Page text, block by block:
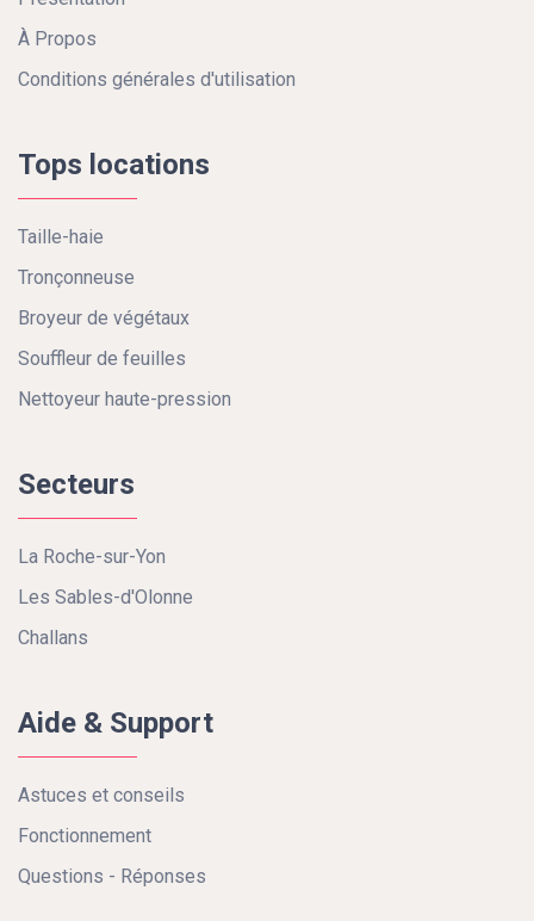
À Propos
Conditions générales d'utilisation
Tops locations
Taille-haie
Tronçonneuse
Broyeur de végétaux
Souffleur de feuilles
Nettoyeur haute-pression
Secteurs
La Roche-sur-Yon
Les Sables-d'Olonne
Challans
Aide & Support
Astuces et conseils
Fonctionnement
Questions - Réponses